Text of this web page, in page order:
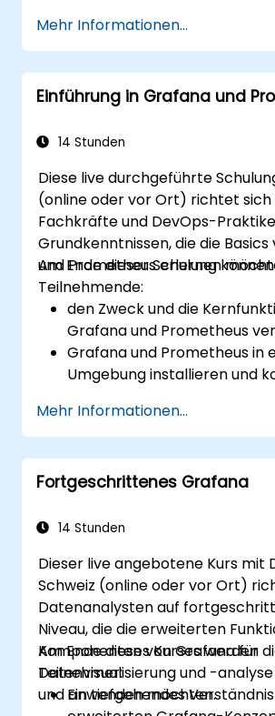
installieren und zu
einfache Dashboards und
Visualisierung der
erstellen.
Systemverfügbarkeit und -
Mehr Informationen...
Einführung in Grafana und
14 Stunden
Diese live durchgeführte
(online oder vor Ort) richtet sich
Fachkräfte und DevOps-
Grundkenntnissen, die die
und Prometheus erlernen
Am Ende dieser Schulung können
Teilnehmende:
den Zweck und die
Grafana und Prometheus
Grafana und Prometheus in
Umgebung installieren und
Dashboards in Grafana
Systemmetriken
mit Prometheus visualisieren.
Mehr Informationen...
Fortgeschrittenes Grafana
14 Stunden
Dieser live angebotene Kurs mit
Schweiz (online oder vor Ort)
Datenanalysten auf
Niveau, die die erweiterten
Komponenten von Grafana für
Datenvisualisierung und -
und anwenden möchten.
Am Ende dieses Kurses werden
Teilnehmer:
Ein tiefgehendes